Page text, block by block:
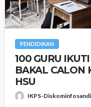
PENDIDIKAN
100 GURU
BAKAL CALON
HSU
IKPS-Diskominfosandi